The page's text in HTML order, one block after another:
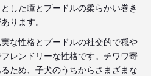
した瞳とプードルの柔らかい巻き
ります。
な性格とプードルの社交的で穏や
レンドリーな性格です。チワワ寄
ため、子犬のうちからさまざまな